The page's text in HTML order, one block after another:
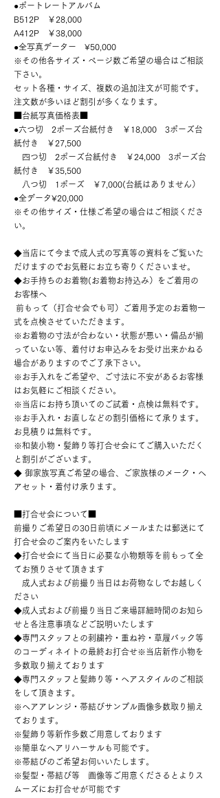
​●ポートレートアルバム
B512P ￥28,000
A412P ￥38,000
●全写真データー ¥50,000
※その他各サイズ・ページ数ご希望の場合はご相談
下さい。
セット各種・サイズ、複数の追加注文が可能です。
注文数が多いほど割引が多くなります。
■台紙写真価格表■
●六つ切 2ポーズ台紙付き ￥18,000 3ポーズ台
紙付き ￥27,500
四つ切 2ポーズ台紙付き ￥24,000 3ポーズ台
紙付き ￥35,500
八つ切 1ポーズ ￥7,000(台紙はありません）
●全データ¥20,000
※その他サイズ・仕様ご希望の場合はご相談くださ
い。
◆当店にて今まで成人式の写真等の資料をご覧いた
だけますのでお気軽にお立ち寄りくださいませ。
◆お手持ちのお着物(お着物お持込み）をご着用の
お客様へ
前もって（打合せ会でも可）ご着用予定のお着物一
式を点検させていただきます。
※お着物の寸法が合わない・状態が悪い・備品が揃
っていない等、着付けお申込みをお受け出来かねる
場合がありますのでご了承下さい。
※お手入れをご希望や、ご寸法に不安があるお客様
はお気軽にご相談ください。
※当店にお持ち頂いてのご試着・点検は無料です。
※お手入れ・お直しなどの割引価格にて承ります。
お見積りは無料です。
※和装小物・髪飾り等打合せ会にてご購入いただく
と割引がございます。
◆ 御家族写真ご希望の場合、ご家族様のメーク・ヘ
アセット・着付け承ります。
■打合せ会について■
前撮りご希望日の30日前頃にメールまたは郵送にて
打合せ会のご案内をいたします
◆打合せ会にて当日に必要な小物類等を前もって全
てお預りさせて頂きます
成人式および前撮り当日はお荷物なしでお越しく
ださい
◆成人式および前撮り当日ご来場詳細時間のお知ら
せと各注意事項などご説明いたします
◆専門スタッフとの刺繍衿・重ね衿・草履バック等
のコーディネイトの最終お打合せ※当店新作小物を
多数取り揃えております
◆専門スタッフと髪飾り等・ヘアスタイルのご相談
をして頂きます。
※ヘアアレンジ・帯結びサンプル画像多数取り揃え
ております。
※髪飾り等新作多数ご用意しております
※簡単なヘアリハーサルも可能です。
※帯結びのご希望お伺いいたします。
※髪型・帯結び等 画像等ご用意くださるとよりス
ムーズにお打合せが可能です